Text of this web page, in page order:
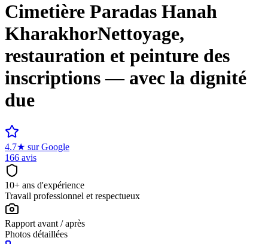
Cimetière Paradas Hanah
KharakhorNettoyage,
restauration et peinture des
inscriptions — avec la dignité
due
4.7★ sur Google
166 avis
10+ ans d'expérience
Travail professionnel et respectueux
Rapport avant / après
Photos détaillées